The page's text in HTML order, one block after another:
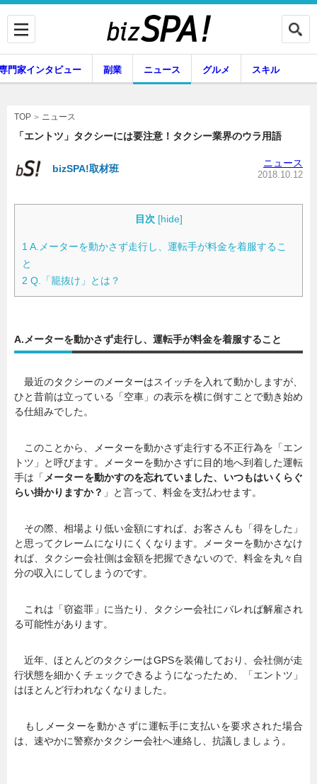
企業インタビュー 専門家インタビュー
グルメ
暮らし エンタメ
連載一覧
門家インタビュー 副業 ニュース グルメ スキル
TOP ニュース
「エントツ」タクシーには要注意！タクシー業界のウラ用語
bizSPA!取材班 ニュース
2018.10.12
目次 [hide]
1 A.メーターを動かさず走行し、運転手が料金を着服するこ
と
2 Q.「籠抜け」とは？
A.メーターを動かさず走行し、運転手が料金を着服すること
最近のタクシーのメーターはスイッチを入れて動かしますが、
ひと昔前は立っている「空車」の表示を横に倒すことで動き始め
る仕組みでした。
このことから、メーターを動かさず走行する不正行為を「エン
トツ」と呼びます。メーターを動かさずに目的地へ到着した運転
手は「 メーターを動かすのを忘れていました、いつもはいくらぐ
らい掛かりますか？ 」と言って、料金を支払わせます。
その際、相場より低い金額にすれば、お客さんも「得をした」
と思ってクレームになりにくくなります。メーターを動かさなけ
れば、タクシー会社側は金額を把握できないので、料金を丸々自
分の収入にしてしまうのです。
これは「窃盗罪」に当たり、タクシー会社にバレれば解雇され
る可能性があります。
近年、ほとんどのタクシーはGPSを装備しており、会社側が走
行状態を細かくチェックできるようになったため、「エントツ」
はほとんど行われなくなりました。
もしメーターを動かさずに運転手に支払いを要求された場合
は、速やかに警察かタクシー会社へ連絡し、抗議しましょう。